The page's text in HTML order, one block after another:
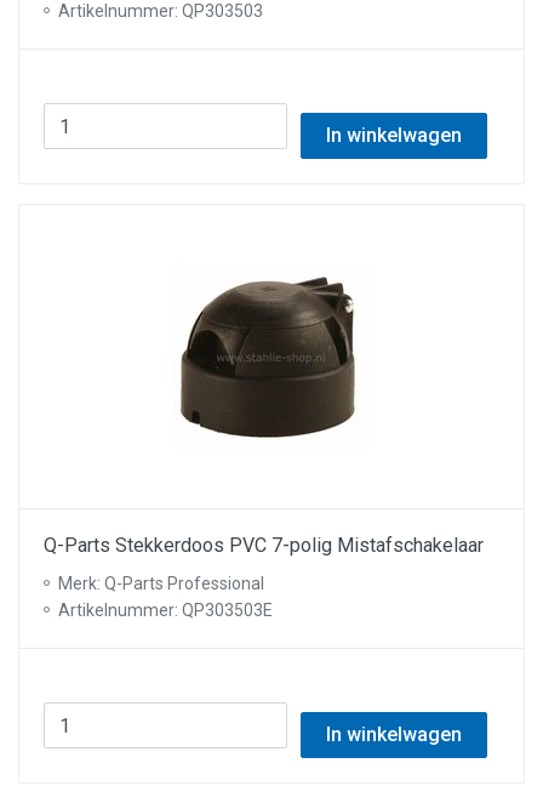
Artikelnummer: QP303503
In winkelwagen
Q-Parts Stekkerdoos PVC 7-polig Mistafschakelaar
Merk: Q-Parts Professional
Artikelnummer: QP303503E
In winkelwagen